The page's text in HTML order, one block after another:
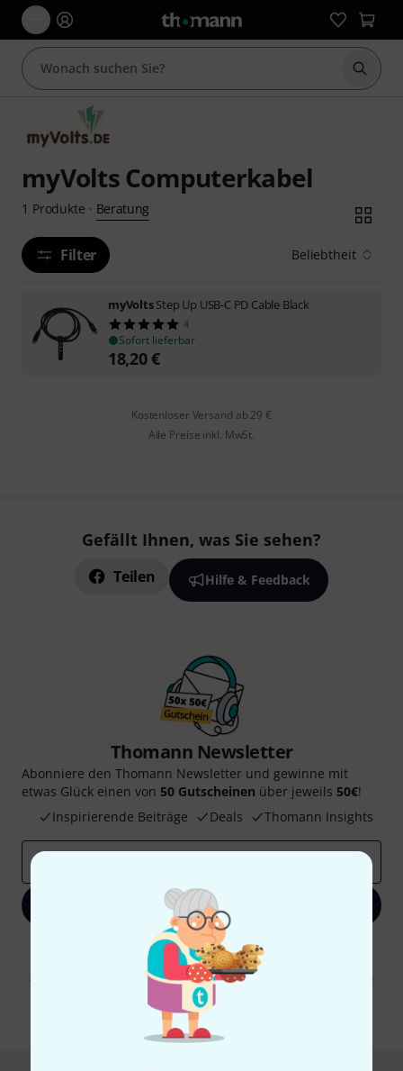
Suche
myVolts Computerkabel
1 Produkte · Beratung
Filter Beliebtheit
myVoltsStep Up USB-C PD Cable Black
4
Sofort lieferbar
18,20€
Kostenloser Versand ab 29 €
Alle Preise inkl. MwSt.
Gefällt Ihnen, was Sie sehen?
Teilen Hilfe & Feedback
Thomann Newsletter
Abonniere den Thomann Newsletter und gewinne mit
etwas Glück einen von 50 Gutscheinen über jeweils 50€!
Inspirierende Beiträge
Deals Thomann Insights
Jetzt anmelden
Mit Klick auf „Jetzt anmelden“ stimmen Sie dem Erhalt von E-Mail-
Werbung und einer Messung des E-Mail-Nutzungsverhaltens zu. Die
Abmeldung ist jederzeit möglich. Weitere Informationen finden Sie in
Datenschutzhinweisen
* Pflichtfeld